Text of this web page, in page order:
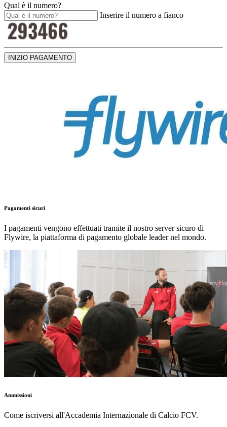
Qual è il numero?
Inserire il numero a fianco
Pagamenti sicuri
I pagamenti vengono effettuati tramite il nostro server sicuro di
Flywire, la piattaforma di pagamento globale leader nel mondo.
Ammissioni
Come iscriversi all'Accademia Internazionale di Calcio FCV.